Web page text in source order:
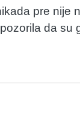
pre nije
da su